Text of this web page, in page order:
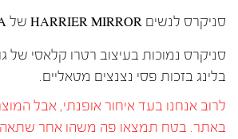
סניקרס לנשים HARRIER MIRROR של GOLA.
סניקרס נמוכות בעיצוב רטרו קלאסי של
בלינג בזכות פסי נצנצים מטאליים.
לרוב אנחנו בעד איחור אופנתי, אבל
באתר. בטח תמצאו פה משהו אחר